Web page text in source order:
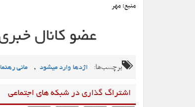
منبع: مهر
برچسب‌ها: اژدها وارد میشود , مانی رهنما
اشتراگ گذاری در شبکه های اجتماعی